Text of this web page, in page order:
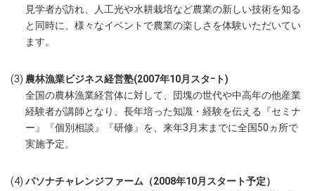
見学者が訪れ、人工光や水耕栽培など農業の新しい技術を知る
と同時に、様々なイベントで農業の楽しさを体験いただいてい
ます。
(3) 農林漁業ビジネス経営塾(2007年10月スタｰト)
全国の農林漁業経営体に対して、団塊の世代や中高年の他産業
経験者が講師となり、長年培った知識・経験を伝える『セミナ
ー』『個別相談』『研修』を、来年3月末までに全国50ヵ所で
実施予定。
(4) パソナチャレンジファーム（2008年10月スタート予定）